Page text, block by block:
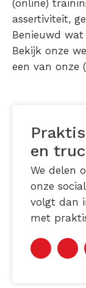
(online)
assertiviteit,
Benieuwd
Bekijk onze
een van onze
en
We delen
onze
volgt dan
met